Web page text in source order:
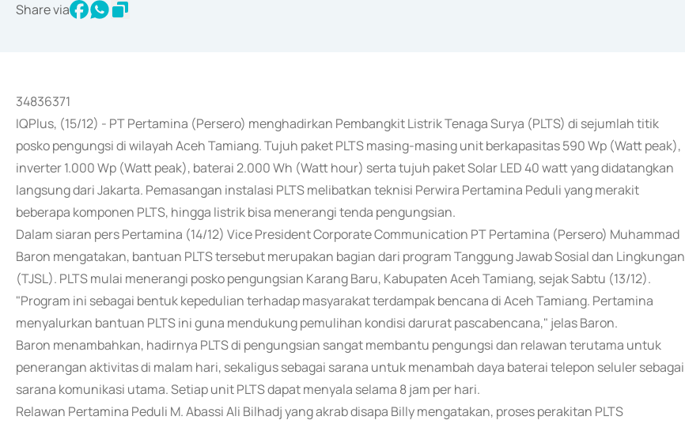
Share via
34836371
IQPlus, (15/12) - PT Pertamina (Persero) menghadirkan Pembangkit Listrik Tenaga Surya (PLTS) di sejumlah titik
posko pengungsi di wilayah Aceh Tamiang. Tujuh paket PLTS masing-masing unit berkapasitas 590 Wp (Watt peak),
inverter 1.000 Wp (Watt peak), baterai 2.000 Wh (Watt hour) serta tujuh paket Solar LED 40 watt yang didatangkan
langsung dari Jakarta. Pemasangan instalasi PLTS melibatkan teknisi Perwira Pertamina Peduli yang merakit
beberapa komponen PLTS, hingga listrik bisa menerangi tenda pengungsian.
Dalam siaran pers Pertamina (14/12) Vice President Corporate Communication PT Pertamina (Persero) Muhammad
Baron mengatakan, bantuan PLTS tersebut merupakan bagian dari program Tanggung Jawab Sosial dan Lingkungan
(TJSL). PLTS mulai menerangi posko pengungsian Karang Baru, Kabupaten Aceh Tamiang, sejak Sabtu (13/12).
"Program ini sebagai bentuk kepedulian terhadap masyarakat terdampak bencana di Aceh Tamiang. Pertamina
menyalurkan bantuan PLTS ini guna mendukung pemulihan kondisi darurat pascabencana," jelas Baron.
Baron menambahkan, hadirnya PLTS di pengungsian sangat membantu pengungsi dan relawan terutama untuk
penerangan aktivitas di malam hari, sekaligus sebagai sarana untuk menambah daya baterai telepon seluler sebagai
sarana komunikasi utama. Setiap unit PLTS dapat menyala selama 8 jam per hari.
Relawan Pertamina Peduli M. Abassi Ali Bilhadj yang akrab disapa Billy mengatakan, proses perakitan PLTS